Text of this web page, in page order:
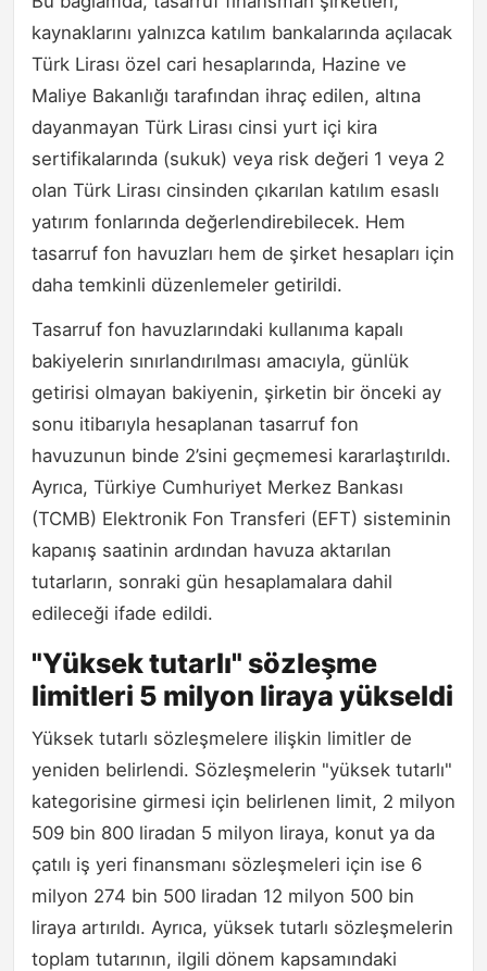
kaynaklarını yalnızca katılım bankalarında açılacak
Türk Lirası özel cari hesaplarında, Hazine ve
Maliye Bakanlığı tarafından ihraç edilen, altına
dayanmayan Türk Lirası cinsi yurt içi kira
sertifikalarında (sukuk) veya risk değeri 1 veya 2
olan Türk Lirası cinsinden çıkarılan katılım esaslı
yatırım fonlarında değerlendirebilecek. Hem
tasarruf fon havuzları hem de şirket hesapları için
daha temkinli düzenlemeler getirildi.
Tasarruf fon havuzlarındaki kullanıma kapalı
bakiyelerin sınırlandırılması amacıyla, günlük
getirisi olmayan bakiyenin, şirketin bir önceki ay
sonu itibarıyla hesaplanan tasarruf fon
havuzunun binde 2’sini geçmemesi kararlaştırıldı.
Ayrıca, Türkiye Cumhuriyet Merkez Bankası
(TCMB) Elektronik Fon Transferi (EFT) sisteminin
kapanış saatinin ardından havuza aktarılan
tutarların, sonraki gün hesaplamalara dahil
edileceği ifade edildi.
"Yüksek tutarlı" sözleşme
limitleri 5 milyon liraya yükseldi
Yüksek tutarlı sözleşmelere ilişkin limitler de
yeniden belirlendi. Sözleşmelerin "yüksek tutarlı"
kategorisine girmesi için belirlenen limit, 2 milyon
509 bin 800 liradan 5 milyon liraya, konut ya da
çatılı iş yeri finansmanı sözleşmeleri için ise 6
milyon 274 bin 500 liradan 12 milyon 500 bin
liraya artırıldı. Ayrıca, yüksek tutarlı sözleşmelerin
toplam tutarının, ilgili dönem kapsamındaki